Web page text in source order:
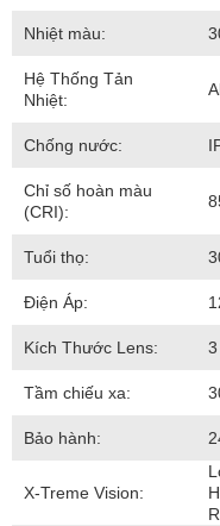
Nhiệt màu:
Hệ Thống Tản
Nhiệt:
Chống nước:
Chỉ số hoàn màu
(CRI):
Tuổi thọ:
Điện Áp:
Kích Thước Lens:
Tầm chiếu xa:
Bảo hành:
X-Treme Vision: